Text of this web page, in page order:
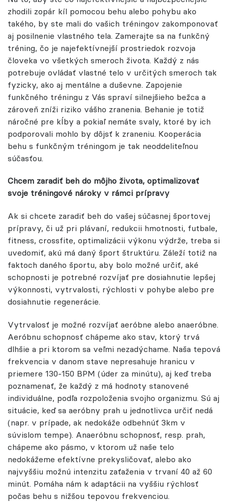
zhodili zopár kíl pomocou behu alebo pohybu ako
takého, by ste mali do vašich tréningov zakomponovať
aj posilnenie vlastného tela. Zamerajte sa na funkčný
tréning, čo je najefektívnejší prostriedok rozvoja
človeka vo všetkých smeroch života. Každý z nás
potrebuje ovládať vlastné telo v určitých smeroch tak
fyzicky, ako aj mentálne a duševne. Zapojenie
funkčného tréningu z Vás spraví silnejšieho bežca a
zároveň zníži riziko vášho zranenia. Behanie je totiž
náročné pre kĺby a pokiaľ nemáte svaly, ktoré by ich
podporovali mohlo by dôjsť k zraneniu. Kooperácia
behu s funkčným tréningom je tak neoddeliteľnou
súčasťou.
Chcem zaradiť beh do môjho života, optimalizovať
svoje tréningové nároky v rámci prípravy
Ak si chcete zaradiť beh do vašej súčasnej športovej
prípravy, či už pri plávaní, redukcii hmotnosti, futbale,
fitness, crossfite, optimalizácii výkonu výdrže, treba si
uvedomiť, akú má daný šport štruktúru. Záleží totiž na
faktoch daného športu, aby bolo možné určiť, aké
schopnosti je potrebné rozvíjať pre dosiahnutie lepšej
výkonnosti, vytrvalosti, rýchlosti v pohybe alebo pre
dosiahnutie regenerácie.
Vytrvalosť je možné rozvíjať aeróbne alebo anaeróbne.
Aeróbnu schopnosť chápeme ako stav, ktorý trvá
dlhšie a pri ktorom sa veľmi nezadýchame. Naša tepová
frekvencia v danom stave nepresahuje hranicu v
priemere 130-150 BPM (úder za minútu), aj keď treba
poznamenať, že každý z má hodnoty stanovené
individuálne, podľa rozpoloženia svojho organizmu. Sú aj
situácie, keď sa aeróbny prah u jednotlivca určiť nedá
(napr. v prípade, ak nedokáže odbehnúť 3km v
súvislom tempe). Anaeróbnu schopnosť, resp. prah,
chápeme ako pásmo, v ktorom už naše telo
nedokážeme efektívne prekysličovať, alebo ako
najvyššiu možnú intenzitu zaťaženia v trvaní 40 až 60
minút. Pomáha nám k adaptácii na vyššiu rýchlosť
počas behu s nižšou tepovou frekvenciou.